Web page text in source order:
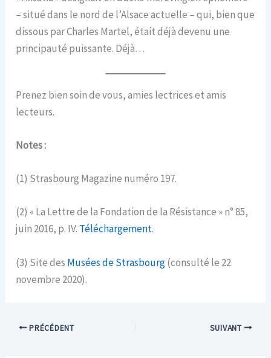
– situé dans le nord de l’Alsace actuelle – qui, bien que
dissous par Charles Martel, était déjà devenu une
principauté puissante. Déjà…
Prenez bien soin de vous, amies lectrices et amis
lecteurs.
Notes :
(1) Strasbourg Magazine numéro 197.
(2) « La Lettre de la Fondation de la Résistance » n° 85,
juin 2016, p. IV. Téléchargement.
(3) Site des Musées de Strasbourg(consulté le 22
novembre 2020).
PRÉCÉDENT SUIVANT